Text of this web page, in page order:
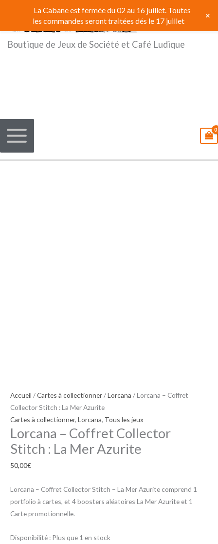
contenu
Boutique de Jeux de Société et Café Ludique
Accueil /Cartes à collectionner/Lorcana / Lorcana – Coffret
Collector Stitch : La Mer Azurite
Cartes à collectionner,Lorcana, Tous les jeux
Lorcana – Coffret Collector
Stitch : La Mer Azurite
50,00€
Lorcana – Coffret Collector Stitch – La Mer Azurite comprend 1
portfolio à cartes, et 4 boosters aléatoires La Mer Azurite et 1
Carte promotionnelle.
Disponibilité : Plus que 1 en stock
La Cabane est fermée du 02 au 16 juillet. Toutes
les commandes seront traitées dés le 17 juillet
+